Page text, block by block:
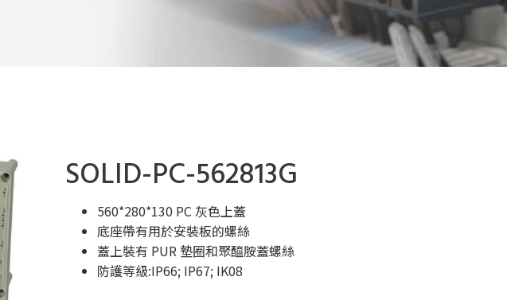
SOLID-PC-562813G
560*280*130 PC 灰色上蓋
底座帶有用於安裝板的螺絲
蓋上裝有 PUR 墊圈和聚醯胺蓋螺絲
防護等級:IP66; IP67; IK08